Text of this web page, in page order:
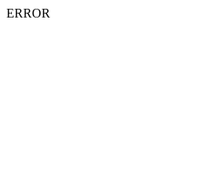
ERROR